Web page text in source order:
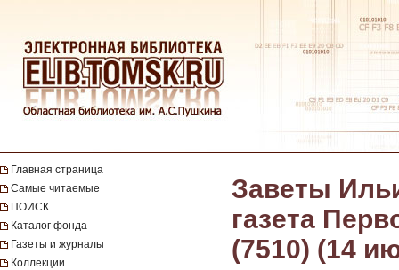
Главная страница
Самые читаемые
ПОИСК
Каталог фонда
Газеты и журналы
Коллекции
Заветы
газета
(7510) (14